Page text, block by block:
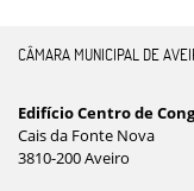
CÂMARA MUNICIPAL DE
Edifício Centro de
Cais da Fonte Nova
3810-200 Aveiro